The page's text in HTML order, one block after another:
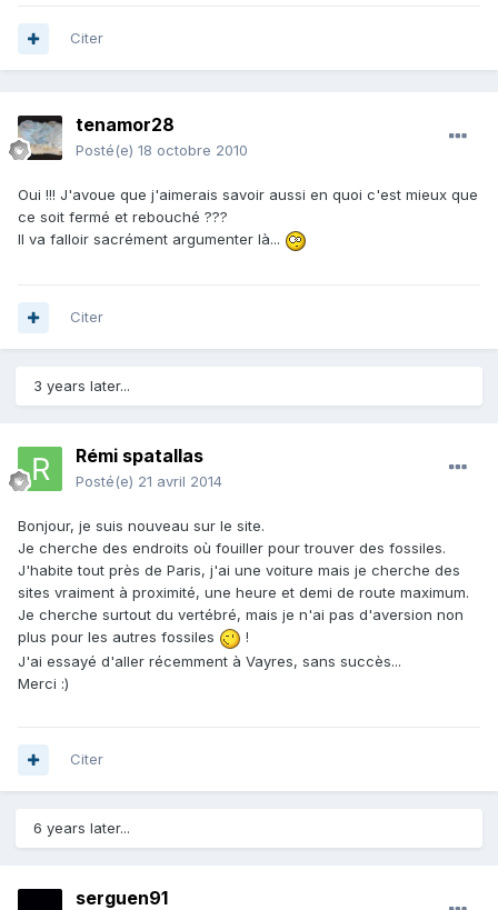
Citer
tenamor28
Posté(e) 18 octobre 2010
Oui !!! J'avoue que j'aimerais savoir aussi en quoi c'est mieux que
ce soit fermé et rebouché ???
Il va falloir sacrément argumenter là...
Citer
3 years later...
Rémi spatallas
Posté(e) 21 avril 2014
Bonjour, je suis nouveau sur le site.
Je cherche des endroits où fouiller pour trouver des fossiles.
J'habite tout près de Paris, j'ai une voiture mais je cherche des
sites vraiment à proximité, une heure et demi de route maximum.
Je cherche surtout du vertébré, mais je n'ai pas d'aversion non
plus pour les autres fossiles
!
J'ai essayé d'aller récemment à Vayres, sans succès...
Merci :)
Citer
6 years later...
serguen91